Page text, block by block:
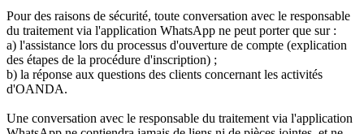
Pour des raisons de sécurité, toute conversation avec le responsable
du traitement via l'application WhatsApp ne peut porter que sur :
a) l'assistance lors du processus d'ouverture de compte (explication
des étapes de la procédure d'inscription) ;
b) la réponse aux questions des clients concernant les activités
d'OANDA.
Une conversation avec le responsable du traitement via l'application